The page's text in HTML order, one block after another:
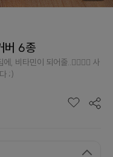
버 6종
비타민이 되어줄..👉🏻👈🏻 사
;)